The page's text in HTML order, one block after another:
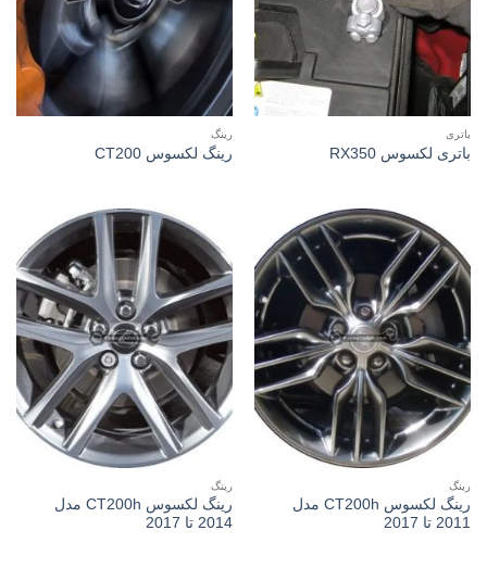
باتری
باتری لکسوس RX350
رینگ
رینگ لکسوس CT200
رینگ
رینگ لکسوس CT200h مدل
2011 تا 2017
رینگ
رینگ لکسوس CT200h مدل
2014 تا 2017